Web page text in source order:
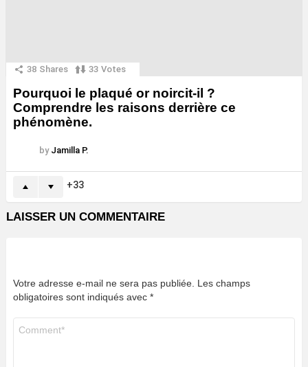
38 Shares 33 Votes
Pourquoi le plaqué or noircit-il ?
Comprendre les raisons derrière ce
phénomène.
by Jamilla P.
33
LAISSER UN COMMENTAIRE
Votre adresse e-mail ne sera pas publiée. Les champs
obligatoires sont indiqués avec *